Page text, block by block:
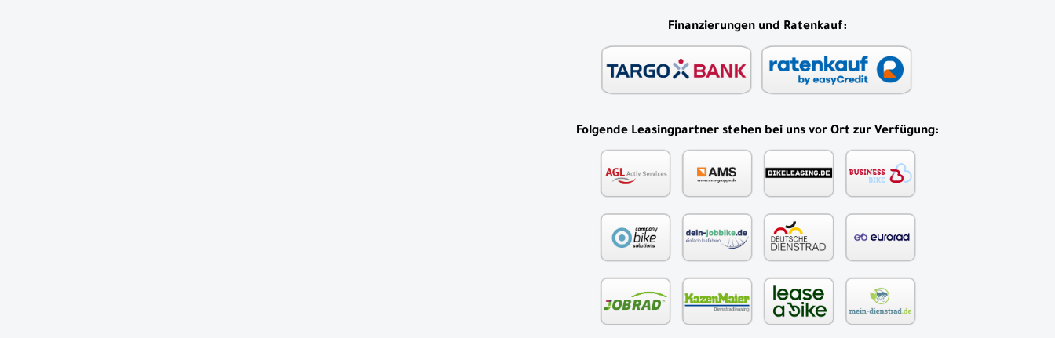
Finanzierungen und Ratenkauf:
Folgende Leasingpartner stehen bei uns vor Ort zur Verfügung: